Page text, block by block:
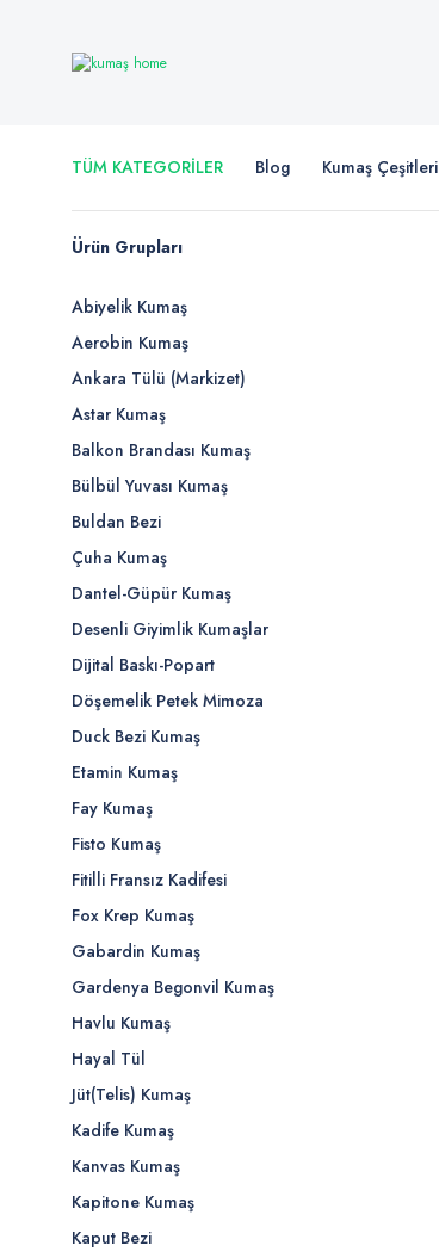
TÜM KATEGORİLER Blog Kumaş Çeşitleri
Ürün Grupları
Abiyelik Kumaş
Aerobin Kumaş
Ankara Tülü (Markizet)
Astar Kumaş
Balkon Brandası Kumaş
Bülbül Yuvası Kumaş
Buldan Bezi
Çuha Kumaş
Dantel-Güpür Kumaş
Desenli Giyimlik Kumaşlar
Dijital Baskı-Popart
Döşemelik Petek Mimoza
Duck Bezi Kumaş
Etamin Kumaş
Fay Kumaş
Fisto Kumaş
Fitilli Fransız Kadifesi
Fox Krep Kumaş
Gabardin Kumaş
Gardenya Begonvil Kumaş
Havlu Kumaş
Hayal Tül
Jüt(Telis) Kumaş
Kadife Kumaş
Kanvas Kumaş
Kapitone Kumaş
Kaput Bezi